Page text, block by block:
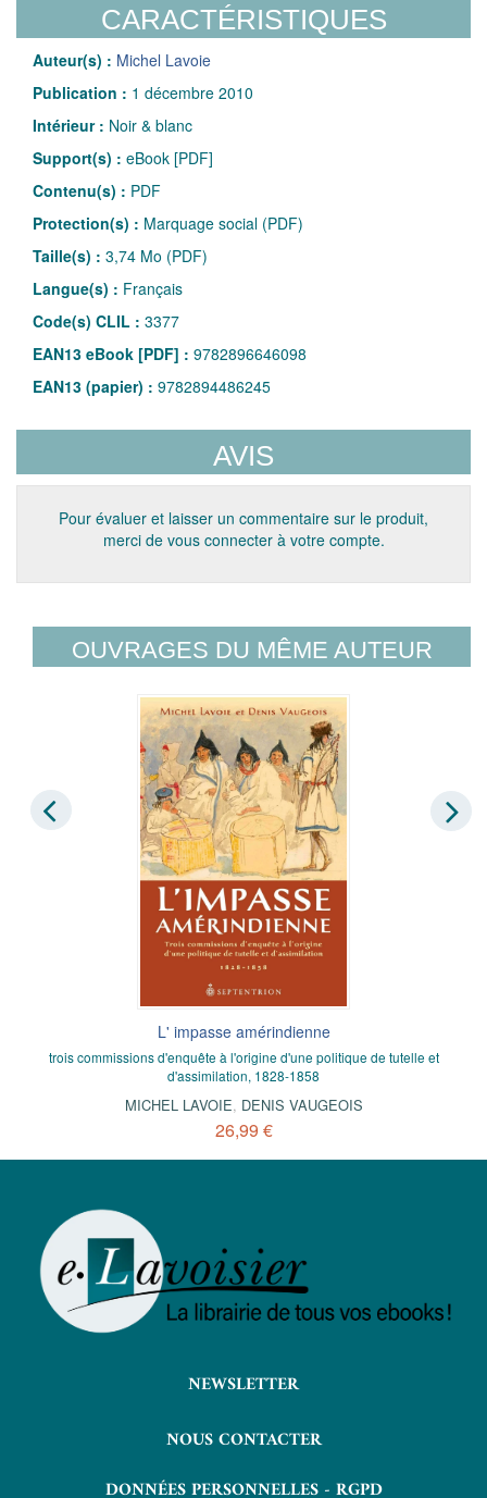
CARACTÉRISTIQUES
Auteur(s) : Michel Lavoie
Publication : 1 décembre 2010
Intérieur : Noir & blanc
Support(s) : eBook [PDF]
Contenu(s) : PDF
Protection(s) : Marquage social (PDF)
Taille(s) : 3,74 Mo (PDF)
Langue(s) : Français
Code(s) CLIL : 3377
EAN13 eBook [PDF] : 9782896646098
EAN13 (papier) : 9782894486245
AVIS
Pour évaluer et laisser un commentaire sur le produit,
merci de vous connecter à votre compte.
OUVRAGES DU MÊME AUTEUR
L' impasse amérindienne
trois commissions d'enquête à l'origine d'une politique de tutelle et
d'assimilation, 1828-1858
MICHEL LAVOIE, DENIS VAUGEOIS
26,99 €
NEWSLETTER
NOUS CONTACTER
DONNÉES PERSONNELLES - RGPD